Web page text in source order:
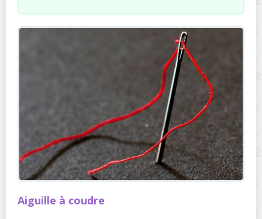
Aiguille à coudre